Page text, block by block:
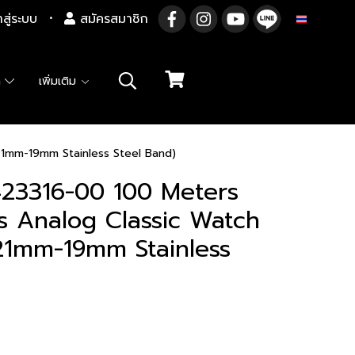
สู่ระบบ สมัครสมาชิก
เพิ่มเติม
19mm Stainless Steel Band)
00 100 Meters
Analog Classic Watch
19mm Stainless